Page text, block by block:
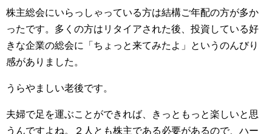
株主総会にいらっしゃっている方は結構ご年配の方が多か
ったです。多くの方はリタイアされた後、投資している好
きな企業の総会に「ちょっと来てみたよ」というのんびり
感がありました。
うらやましい老後です。
夫婦で足を運ぶことができれば、きっともっと楽しいと思
うんですよね。２人とも株主である必要があるので、ハー